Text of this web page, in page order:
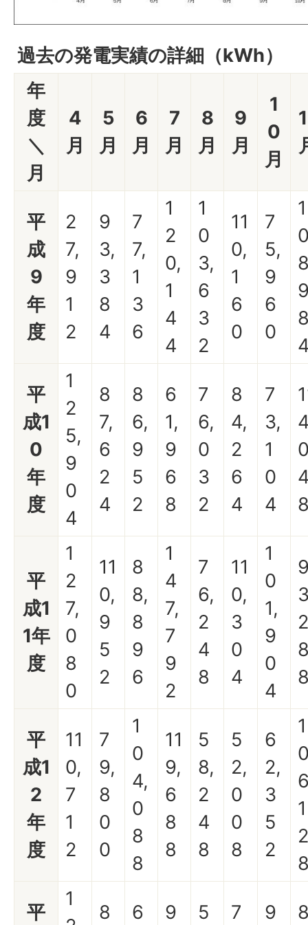
過去の発電実績の詳細（kWh）
年
度
＼
月
4
月
5
月
6
月
7
月
8
月
9
月
1
0
月
平
成
9
年
度
2
7,
9
1
2
9
3,
3
8
4
7
7,
1
3
6
1
2
0,
1
4
4
1
0
3,
6
3
2
11
0,
1
6
0
7
5,
9
6
0
1
平
成1
0
年
度
1
2
5,
9
0
4
8
7,
6
2
4
8
6,
9
5
2
6
1,
9
6
8
7
6,
0
3
2
8
4,
2
6
4
7
3,
1
0
4
平
成1
1年
度
1
2
7,
0
8
0
11
0,
9
5
2
8
8,
8
9
6
1
4
7,
7
9
2
7
6,
2
4
8
11
0,
3
0
4
1
0
1,
9
0
4
2
平
成1
2
年
度
11
0,
7
1
2
7
9,
8
0
0
1
0
4,
0
8
8
11
9,
6
8
8
5
8,
2
4
8
5
2,
0
0
8
6
2,
3
5
2
1
1
2
平
1
8 6 9 5 7 9